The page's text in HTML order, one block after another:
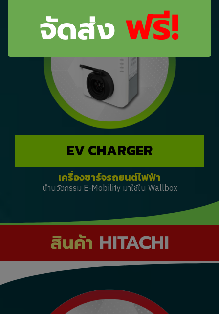
EV CHARGER
เครื่องชาร์จรถยนต์ไฟฟ้า
นำนวัตกรรม E-Mobility มาใช้ใน Wallbox
สินค้า HITACHI
จัดส่ง ฟรี!
ทุกออเดอร์
ไม่มีขั้นต่ำ